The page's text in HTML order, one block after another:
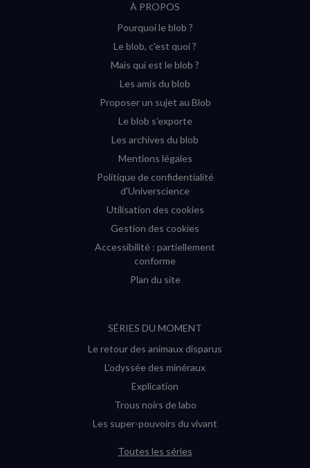
Instagram
(nouvelle
sur
Facebook
(nouvelle
À PROPOS
Pourquoi le blob ?
Le blob, c'est quoi ?
Mais qui est le blob ?
Les amis du blob
Proposer un sujet au Blob
Le blob s'exporte
Les archives du blob
Mentions légales
Politique de confidentialité
d'Universcience
Utilisation des cookies
Gestion des cookies
Accessibilité : partiellement
conforme
Plan du site
SÉRIES DU MOMENT
Le retour des animaux disparus
L’odyssée des minéraux
Explication
Trous noirs de labo
Les super-pouvoirs du vivant
Toutes les séries